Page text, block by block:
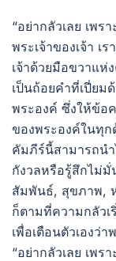
“อย่ากลัวเลย เพร
พระเจ้าของเจ้า เร
เจ้าด้วยมือขวาแห่
เป็นถ้อยคำที่เปี่ยม
พระองค์ ซึ่งให้ข้อ
ของพระองค์ในทุก
คัมภีร์นี้สามารถน
กังวลหรือรู้สึกไม่มั่
สัมพันธ์, สุขภาพ,
ก็ตามที่ความกลัว
เพื่อเตือนตัวเองว่
“อย่ากลัวเลย เพร